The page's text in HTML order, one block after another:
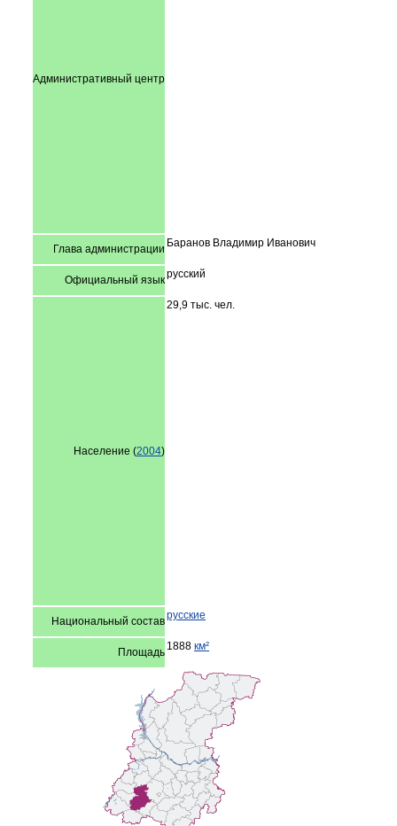
Административный центр
Глава администрации Баранов Владимир Иванович
Официальный языкрусский
Население (2004)
29,9 тыс. чел.
Национальный составрусские
Площадь 1888 км²